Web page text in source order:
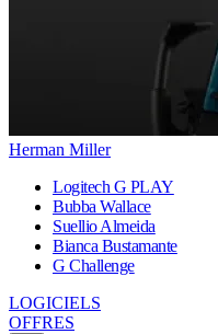
Herman Miller
Logitech G PLAY
Bubba Wallace
Suellio Almeida
Bianca Bustamante
G Challenge
LOGICIELS
OFFRES